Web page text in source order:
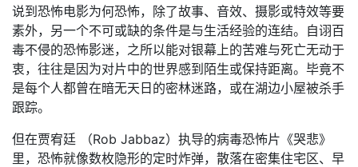
说到恐怖电影为何恐怖，除了故事、音效、摄影或特效等要
素外，另一个不可或缺的条件是与生活经验的连结。自诩百
毒不侵的恐怖影迷，之所以能对银幕上的苦难与死亡无动于
衷，往往是因为对片中的世界感到陌生或保持距离。毕竟不
是每个人都曾在暗无天日的密林迷路，或在湖边小屋被杀手
跟踪。
但在贾宥廷 （Rob Jabbaz）执导的病毒恐怖片《哭悲》
里，恐怖就像数枚隐形的定时炸弹，散落在密集住宅区、早